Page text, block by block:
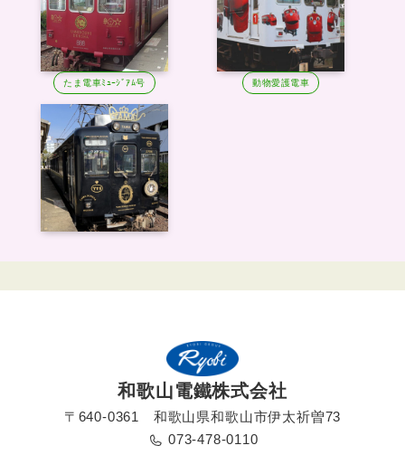
たま電車ﾐｭｰｼﾞｱﾑ号 動物愛護電車
和歌山電鐵株式会社
〒640-0361 和歌山県和歌山市伊太祈曽73
073-478-0110